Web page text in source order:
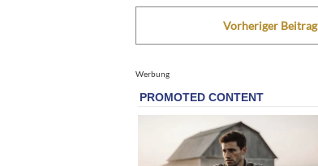
Vorheriger Beitrag
Werbung